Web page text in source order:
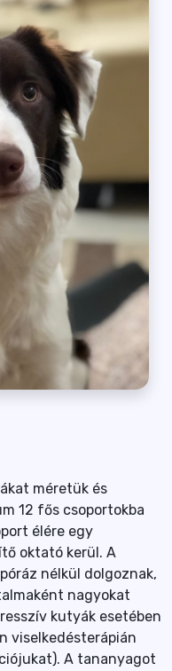
méretük és
12 fős csoportokba
élére egy
oktató kerül. A
nélkül dolgoznak,
nagyokat
kutyák esetében
viselkedésterápián
A tananyagot